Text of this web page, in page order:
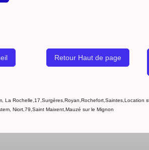
Retour Haut de page
La Rochelle,17,Surgères,Royan,Rochefort,Saintes,Location
Niort,79,Saint Maixent,Mauzé sur le Mignon